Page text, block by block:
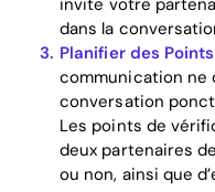
dans la
Planifier des
communication ne
conversation
Les points de
deux partenaires
ou non, ainsi que